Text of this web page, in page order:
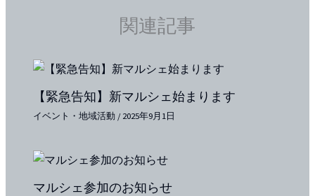
関連記事
【緊急告知】新マルシェ始まります
イベント・地域活動 /2025年9月1日
マルシェ参加のお知らせ